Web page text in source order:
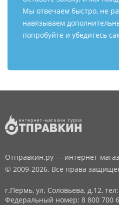
Мы отвечаем быстро, не
навязываем
попробуйте и убедитесь
Отправкин.ру — интернет-
© 2009-2026. Все права
г.Пермь, ул. Соловьева, д.12,
Федеральный номер: 8 800 700